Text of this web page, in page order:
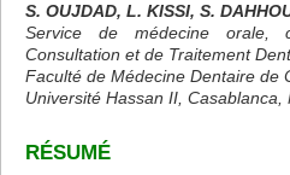
S. OUJDAD, L. KISSI, S.
Service de médecine orale,
Consultation et de Traitement
Faculté de Médecine Dentaire de
Université Hassan II, Casablanca,
RÉSUMÉ